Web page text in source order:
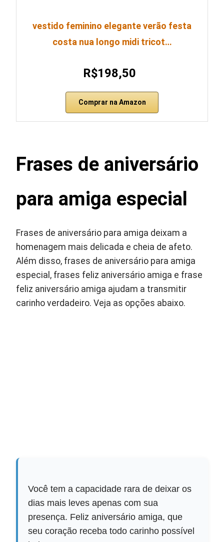
vestido feminino elegante verão festa
costa nua longo midi tricot…
R$198,50
Comprar na Amazon
Frases de aniversário
para amiga especial
Frases de aniversário para amiga deixam a
homenagem mais delicada e cheia de afeto.
Além disso, frases de aniversário para amiga
especial, frases feliz aniversário amiga e frase
feliz aniversário amiga ajudam a transmitir
carinho verdadeiro. Veja as opções abaixo.
Você tem a capacidade rara de deixar os
dias mais leves apenas com sua
presença. Feliz aniversário amiga, que
seu coração receba todo carinho possível